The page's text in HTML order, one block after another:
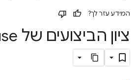
המידע עזר לך?
ציון הביצועים של Lighthouse